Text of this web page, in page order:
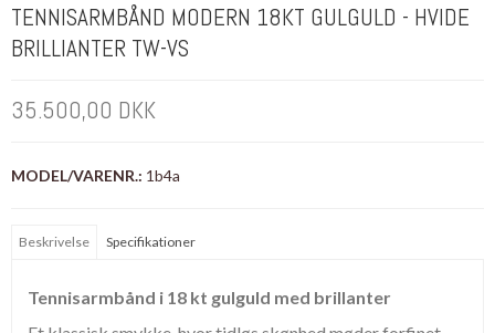
TENNISARMBÅND MODERN 18KT GULGULD - HVIDE
BRILLIANTER TW-VS
35.500,00 DKK
MODEL/VARENR.: 1b4a
Beskrivelse Specifikationer
Tennisarmbånd i 18 kt gulguld med brillanter